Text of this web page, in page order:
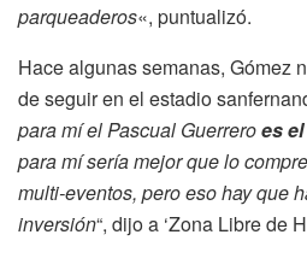
parqueaderos«, puntualizó.
Hace algunas semanas, Gómez
de seguir en el estadio
para mí el Pascual Guerreroes
para mí sería mejor que lo
multi-eventos, pero eso hay que
inversión“, dijo a ‘Zona Libre de